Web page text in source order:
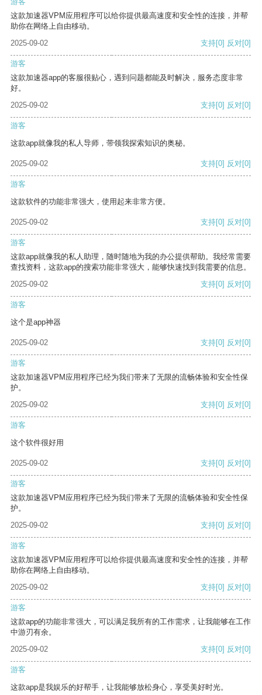
这款加速器VPM应用程序可以给你提供最高速度和安全性的连接，并帮
助你在网络上自由移动。
2025-09-02
支持[0] 反对[0]
游客
这款加速器app的客服很贴心，遇到问题都能及时解决，服务态度非常
好。
2025-09-02
支持[0] 反对[0]
游客
这款app就像我的私人导师，带领我探索知识的奥秘。
2025-09-02 支持[0] 反对[0]
游客
这款软件的功能非常强大，使用起来非常方便。
2025-09-02 支持[0] 反对[0]
游客
这款app就像我的私人助理，随时随地为我的办公提供帮助。我经常需要
查找资料，这款app的搜索功能非常强大，能够快速找到我需要的信息。
2025-09-02
支持[0] 反对[0]
游客
这个是app神器
2025-09-02 支持[0] 反对[0]
游客
这款加速器VPM应用程序已经为我们带来了无限的流畅体验和安全性保
护。
2025-09-02
支持[0] 反对[0]
游客
这个软件很好用
2025-09-02 支持[0] 反对[0]
游客
这款加速器VPM应用程序已经为我们带来了无限的流畅体验和安全性保
护。
2025-09-02
支持[0] 反对[0]
游客
这款加速器VPM应用程序可以给你提供最高速度和安全性的连接，并帮
助你在网络上自由移动。
2025-09-02
支持[0] 反对[0]
游客
这款app的功能非常强大，可以满足我所有的工作需求，让我能够在工作
中游刃有余。
2025-09-02
支持[0] 反对[0]
游客
这款app是我娱乐的好帮手，让我能够放松身心，享受美好时光。